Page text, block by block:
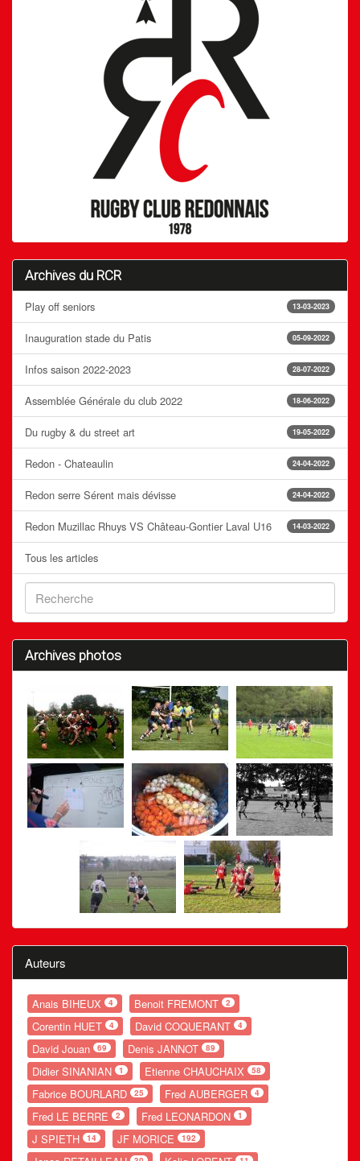
Archives du RCR
13-03-2023
Play off seniors
05-09-2022
Inauguration stade du Patis
28-07-2022
Infos saison 2022-2023
18-06-2022
Assemblée Générale du club 2022
19-05-2022
Du rugby & du street art
24-04-2022
Redon - Chateaulin
24-04-2022
Redon serre Sérent mais dévisse
14-03-2022
Redon Muzillac Rhuys VS Château-Gontier Laval U16
Tous les articles
Archives photos
Auteurs
Anais BIHEUX 4 Benoit FREMONT 2
Corentin HUET 4 David COQUERANT 4
David Jouan 69 Denis JANNOT 89
Didier SINANIAN 1 Etienne CHAUCHAIX 58
Fabrice BOURLARD 25 Fred AUBERGER 4
Fred LE BERRE 2 Fred LEONARDON 1
J SPIETH 14 JF MORICE 192